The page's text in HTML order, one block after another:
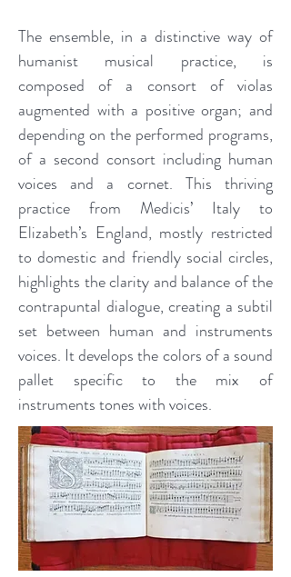
The ensemble, in a distinctive way of
humanist musical practice, is
composed of a consort of violas
augmented with a positive organ; and
depending on the performed programs,
of a second consort including human
voices and a cornet. This thriving
practice from Medicis’ Italy to
Elizabeth’s England, mostly restricted
to domestic and friendly social circles,
highlights the clarity and balance of the
contrapuntal dialogue, creating a subtil
set between human and instruments
voices. It develops the colors of a sound
pallet specific to the mix of
instruments tones with voices.